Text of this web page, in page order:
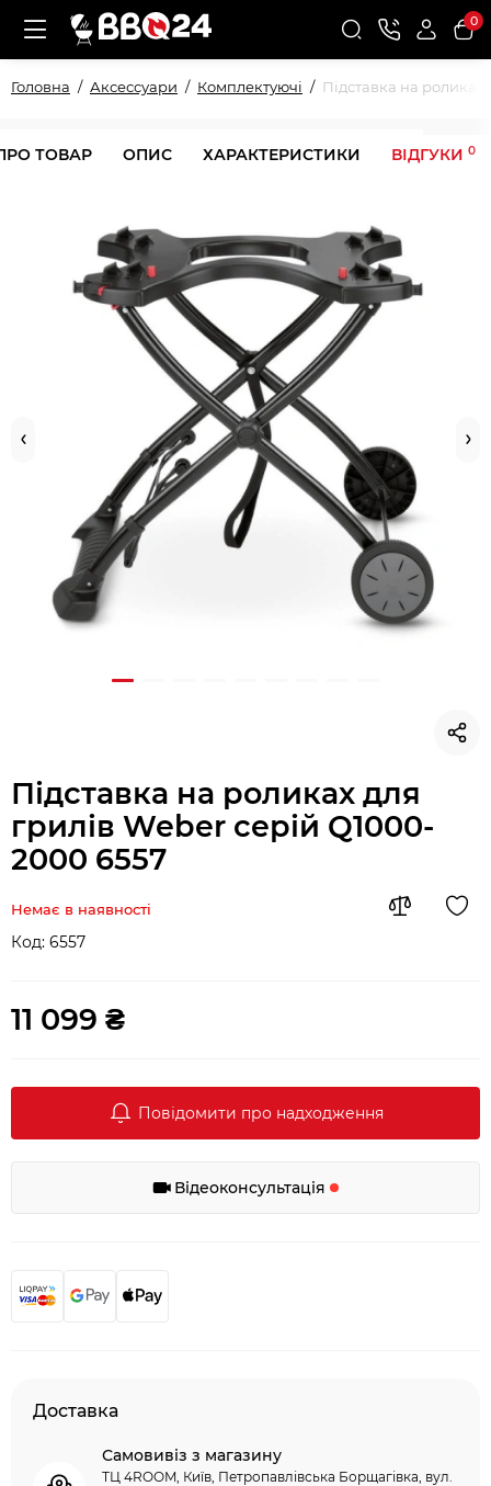
0
Головна Аксессуари Комплектуючі Підставка на роликах
ТОВАР ОПИС ХАРАКТЕРИСТИКИ ВІДГУКИ 0
Підставка на роликах для
грилів Weber серій Q1000-
2000 6557
Немає в наявності
Код: 6557
11 099 ₴
Повідомити про надходження
Відеоконсультація
Доставка
Самовивіз з магазину
ТЦ 4ROOM, Київ, Петропавлівська Борщагівка, вул.